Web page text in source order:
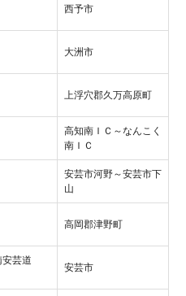
西予市
大洲市
上浮穴郡久万高原町
高知南ＩＣ～なんこく
南ＩＣ
安芸市河野～安芸市下
山
高岡郡津野町
芸道
安芸市